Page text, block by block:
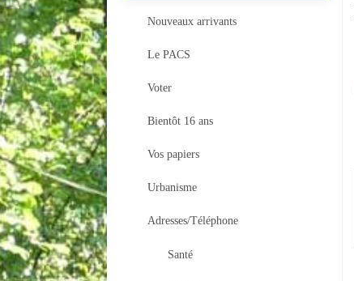
Nouveaux arrivants
Le PACS
Voter
Bientôt 16 ans
Vos papiers
Urbanisme
Adresses/Téléphone
Santé